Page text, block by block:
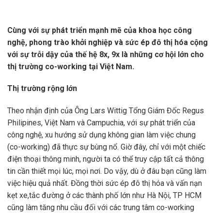
Cùng với sự phát triển mạnh mẽ của khoa học công
nghệ, phong trào khởi nghiệp và sức ép đô thị hóa cộng
với sự trỗi dậy của thế hệ 8x, 9x là những cơ hội lớn cho
thị trường co-working tại Việt Nam.
Thị trường rộng lớn
Theo nhận định của Ông Lars Wittig Tổng Giám Đốc Regus
Philipines, Việt Nam và Campuchia, với sự phát triển của
công nghệ, xu hướng sử dụng không gian làm việc chung
(co-working) đã thực sự bùng nổ. Giờ đây, chỉ với một chiếc
điện thoại thông minh, người ta có thể truy cập tất cả thông
tin cần thiết mọi lúc, mọi nơi. Do vậy, dù ở đâu bạn cũng làm
việc hiệu quả nhất. Đồng thời sức ép đô thị hóa và vấn nạn
kẹt xe,tắc đường ở các thành phố lớn như Hà Nội, TP HCM
cũng làm tăng nhu cầu đối với các trung tâm co-working